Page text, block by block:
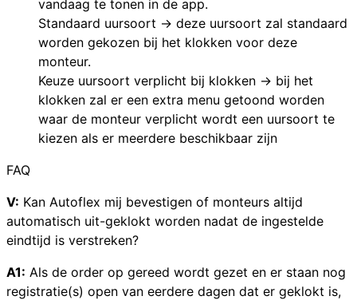
vandaag te tonen in de app.
Standaard uursoort → deze uursoort zal standaard
worden gekozen bij het klokken voor deze
monteur.
Keuze uursoort verplicht bij klokken → bij het
klokken zal er een extra menu getoond worden
waar de monteur verplicht wordt een uursoort te
kiezen als er meerdere beschikbaar zijn
FAQ
V: Kan Autoflex mij bevestigen of monteurs altijd
automatisch uit-geklokt worden nadat de ingestelde
eindtijd is verstreken?
A1: Als de order op gereed wordt gezet en er staan nog
registratie(s) open van eerdere dagen dat er geklokt is,